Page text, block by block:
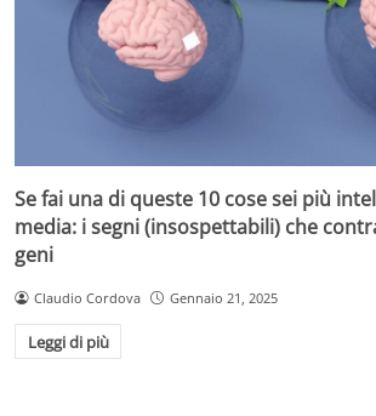
Se fai una di queste 10 cose sei più
media: i segni (insospettabili) che
geni
Claudio Cordova Gennaio 21, 2025
Leggi di più